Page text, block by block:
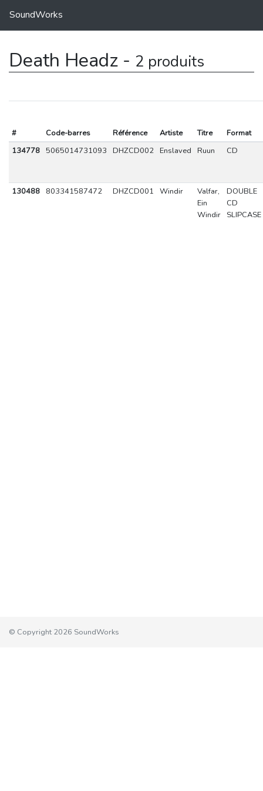
SoundWorks
Death Headz - 2 produits
# Code-barres Référence Artiste Titre
Format
134778 5065014731093 DHZCD002 Enslaved Ruun CD
130488 803341587472 DHZCD001 Windir
Valfar,
Ein
Windir
DOUBLE
CD
SLIPCASE
© Copyright 2026 SoundWorks